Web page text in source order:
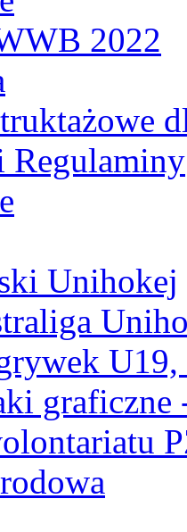
2022
Regulaminy
Unihokej
graficzne